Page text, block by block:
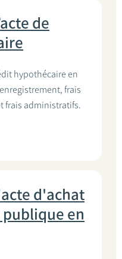
de
hypothécaire en
frais
frais administratifs.
d'achat
en